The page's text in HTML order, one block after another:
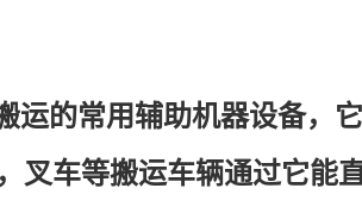
运的常用辅助机器设备，
叉车等搬运车辆通过它能